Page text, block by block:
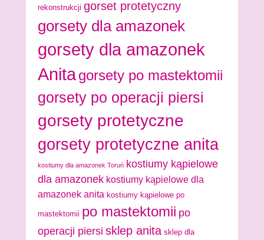
rekonstrukcji gorset protetyczny
gorsety dla amazonek
gorsety dla amazonek
Anitagorsety po mastektomii
gorsety po operacji piersi
gorsety protetyczne
gorsety protetyczne anita
kostiumy dla amazonek Toruń kostiumy kąpielowe
dla amazonek kostiumy kąpielowe dla
amazonek anita kostiumy kąpielowe po
mastektomii po mastektomii po
operacji piersi sklep anita sklep dla